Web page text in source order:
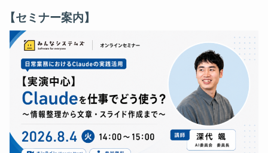
【セミナー案内】